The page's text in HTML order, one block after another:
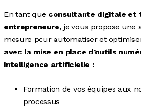
En tant que consultante digitale et
entrepreneure,je vous propose une
mesure pour automatiser et
avec la mise en place d’outils
intelligence artificielle :
Formation de vos équipes aux
processus